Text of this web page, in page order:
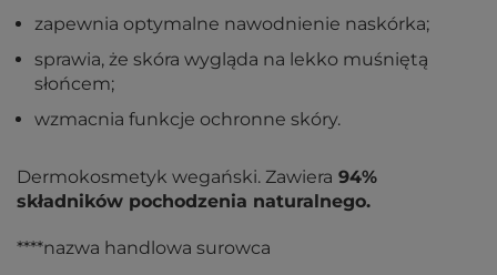
zapewnia optymalne nawodnienie naskórka;
sprawia, że skóra wygląda na lekko muśniętą
słońcem;
wzmacnia funkcje ochronne skóry.
Dermokosmetyk wegański. Zawiera 94%
składników pochodzenia naturalnego.
****nazwa handlowa surowca